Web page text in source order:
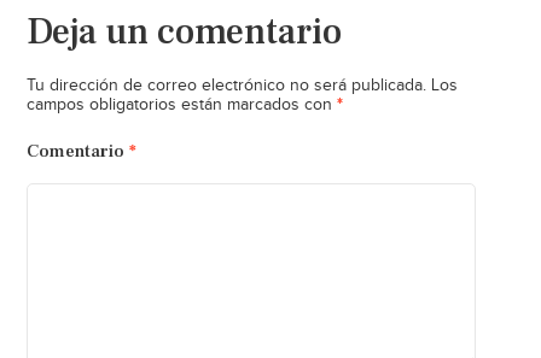
Deja un comentario
Tu dirección de correo electrónico no será publicada. Los
campos obligatorios están marcados con *
Comentario *